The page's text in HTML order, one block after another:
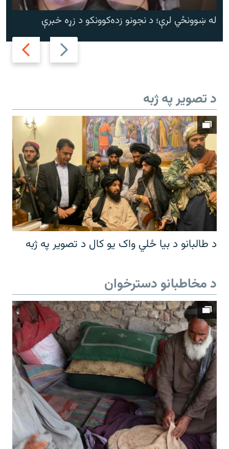
Previous
slide
Next
slide
له ښوونځي لرې؛ د نجونو زده‌کوونکو د زړه خبرې
د تصویر په ژبه
د طالبانو د بیا ځلي واک یو کال د تصویر په ژبه
د مخاطبانو دسترخوان